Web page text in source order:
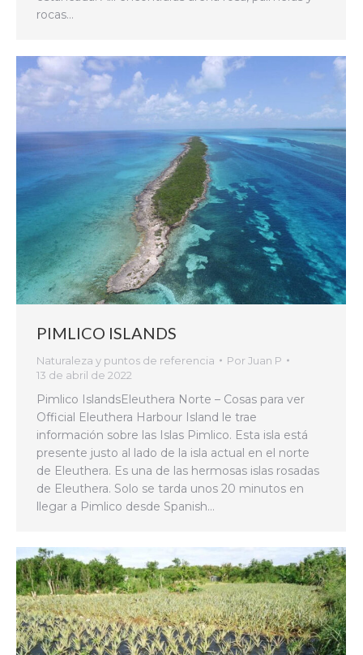
rocas…
PIMLICO ISLANDS
Naturaleza y puntos de referencia PorJuan P
13 de abril de 2022
Pimlico IslandsEleuthera Norte – Cosas para ver
Official Eleuthera Harbour Island le trae
información sobre las Islas Pimlico. Esta isla está
presente justo al lado de la isla actual en el norte
de Eleuthera. Es una de las hermosas islas rosadas
de Eleuthera. Solo se tarda unos 20 minutos en
llegar a Pimlico desde Spanish…